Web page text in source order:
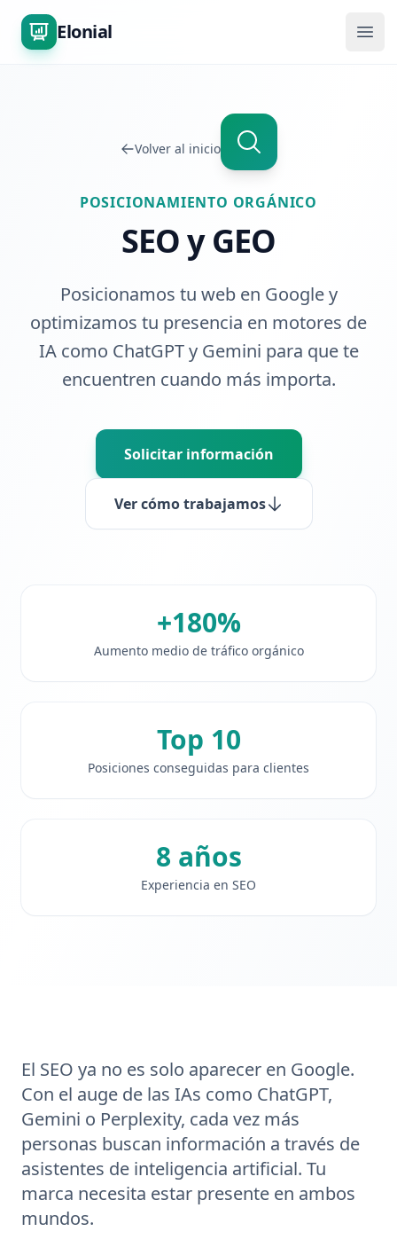
Elonial
Volver al inicio
POSICIONAMIENTO ORGÁNICO
SEO y GEO
Posicionamos tu web en Google y
optimizamos tu presencia en motores de
IA como ChatGPT y Gemini para que te
encuentren cuando más importa.
Solicitar información
Ver cómo trabajamos
+180%
Aumento medio de tráfico orgánico
Top 10
Posiciones conseguidas para clientes
8 años
Experiencia en SEO
El SEO ya no es solo aparecer en Google.
Con el auge de las IAs como ChatGPT,
Gemini o Perplexity, cada vez más
personas buscan información a través de
asistentes de inteligencia artificial. Tu
marca necesita estar presente en ambos
mundos.